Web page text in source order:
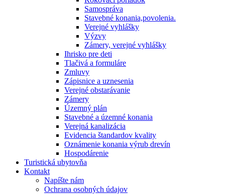
Samospráva
Stavebné konania,povolenia.
Verejné vyhlášky
Výzvy
Zámery, verejné vyhlášky
Ihrisko pre deti
Tlačivá a formuláre
Zmluvy
Zápisnice a uznesenia
Verejné obstarávanie
Zámery
Územný plán
Stavebné a územné konania
Verejná kanalizácia
Evidencia štandardov kvality
Oznámenie konania výrub drevín
Hospodárenie
Turistická ubytovňa
Kontakt
Napíšte nám
Ochrana osobných údajov